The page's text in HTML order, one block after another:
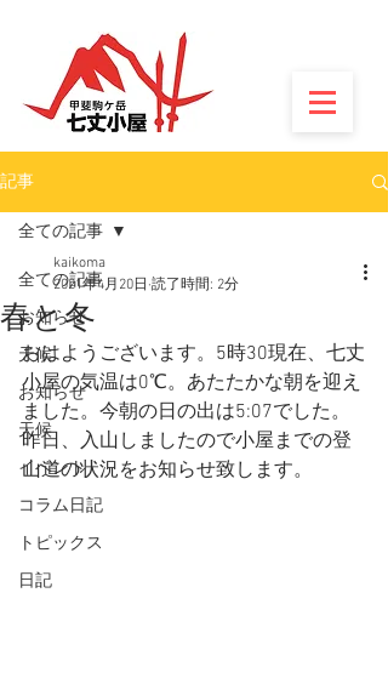
記事
全ての記事
お知らせ
天候
お知らせ
天候
イベント
コラム日記
トピックス
日記
全ての記事
春と冬
kaikoma
2021年4月20日 読了時間: 2分
おはようございます。5時30現在、七丈
小屋の気温は0℃。あたたかな朝を迎え
ました。今朝の日の出は5:07でした。
昨日、入山しましたので小屋までの登
山道の状況をお知らせ致します。